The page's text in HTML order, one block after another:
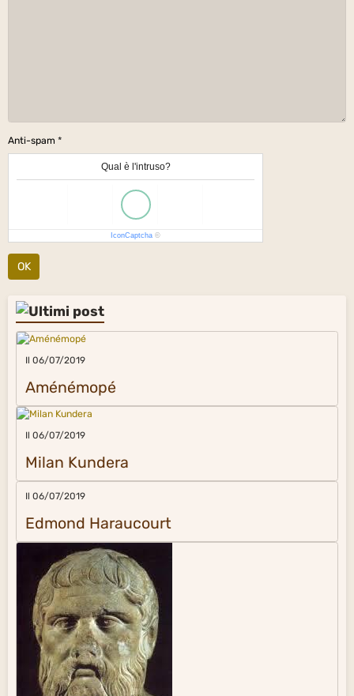
Anti-spam
Qual è l'intruso?
IconCaptcha ©
OK
Il 06/07/2019
Aménémopé
Il 06/07/2019
Milan Kundera
Il 06/07/2019
Edmond Haraucourt